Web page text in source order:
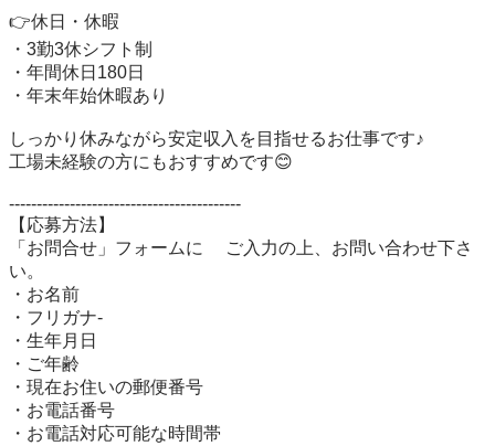
👉休日・休暇
・3勤3休シフト制
・年間休日180日
・年末年始休暇あり
しっかり休みながら安定収入を目指せるお仕事です♪
工場未経験の方にもおすすめです😊
------------------------------------------
【応募方法】
「お問合せ」フォームに 　ご入力の上、お問い合わせ下さ
い。
・お名前
・フリガナ-
・生年月日
・ご年齢
・現在お住いの郵便番号
・お電話番号
・お電話対応可能な時間帯